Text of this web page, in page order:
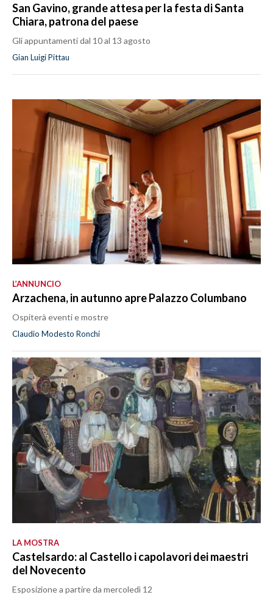
San Gavino, grande attesa per la festa di Santa
Chiara, patrona del paese
Gli appuntamenti dal 10 al 13 agosto
Gian Luigi Pittau
L’ANNUNCIO
Arzachena, in autunno apre Palazzo Columbano
Ospiterà eventi e mostre
Claudio Modesto Ronchi
LA MOSTRA
Castelsardo: al Castello i capolavori dei maestri
del Novecento
Esposizione a partire da mercoledì 12